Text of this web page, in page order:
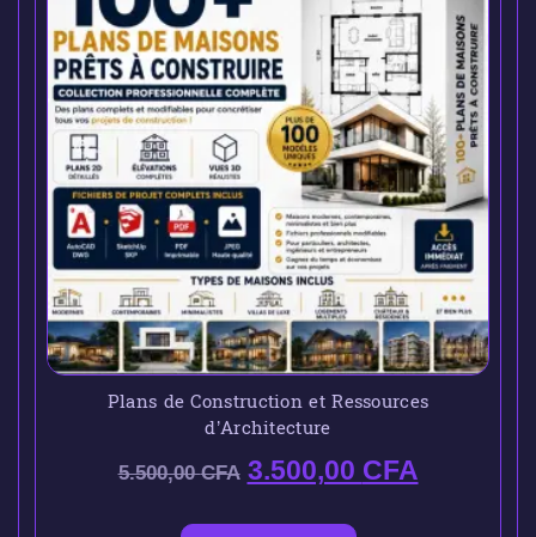
Plans de Construction et Ressources
d’Architecture
5.500,00CFA 3.500,00 CFA